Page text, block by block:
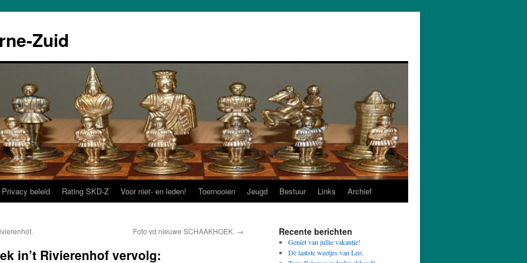
Zuid
Privacy beleid Rating SKD-Z Voor niet- en leden! Toernooien Jeugd Bestuur Links Archief
Foto vd nieuwe SCHAAKHOEK. →
in’t Rivierenhof vervolg:
Recente berichten
Geniet van jullie vakantie!
De laatste weetjes van Leo.